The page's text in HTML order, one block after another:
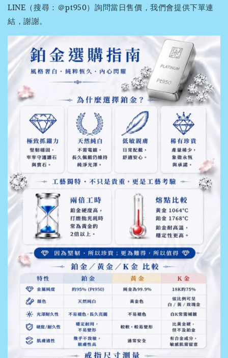
LINE（搜尋：＠pt950）詢問當日售價，我們會提供下單連
結，謝謝。